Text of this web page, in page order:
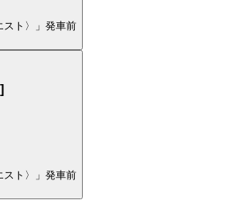
スト〉」発車前
スト〉」発車前